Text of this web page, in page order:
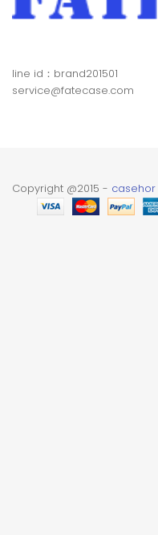
line id：brand201501
service@fatecase.com
Copyright @2015 - casehor